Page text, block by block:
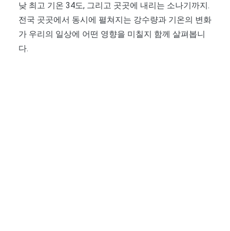
낮 최고 기온 34도, 그리고 곳곳에 내리는 소나기까지.
전국 곳곳에서 동시에 펼쳐지는 강수량과 기온의 변화
가 우리의 일상에 어떤 영향을 미칠지 함께 살펴봅니
다.